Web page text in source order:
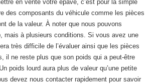
en vente votre épave, c’est pour la simple
des composants du véhicule comme les pièces
de la valeur. À noter que nous pouvons
, mais à plusieurs conditions. Si vous avez une
très difficile de l’évaluer ainsi que les pièces
il ne reste plus que son poids qui a peut-être
poids lourd aura plus de valeur qu’une petite
devez nous contacter rapidement pour savoir